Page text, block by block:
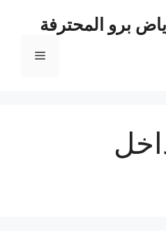
برو المحترفة
القائمة